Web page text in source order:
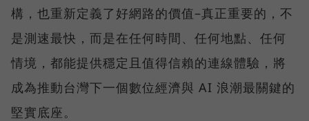
構，也重新定義了好網路的價值–真正重要的，不
是測速最快，而是在任何時間、任何地點、任何
情境，都能提供穩定且值得信賴的連線體驗，將
成為推動台灣下一個數位經濟與 AI 浪潮最關鍵的
堅實底座。